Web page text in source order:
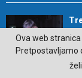
Ova web
Pretpostavljamo